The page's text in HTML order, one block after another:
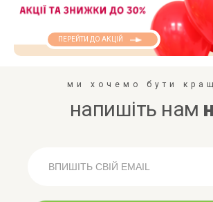
ПЕРЕЙТИ ДО АКЦІЙ
ми хочемо бути
напишіть нам